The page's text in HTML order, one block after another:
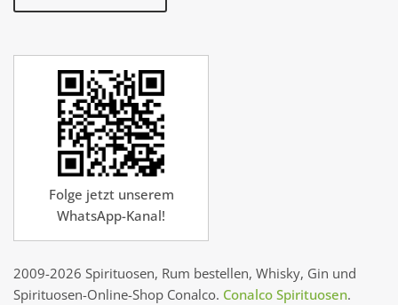
Folge jetzt unserem
WhatsApp-Kanal!
2009-2026 Spirituosen, Rum bestellen, Whisky, Gin und
Spirituosen-Online-Shop Conalco. Conalco Spirituosen.